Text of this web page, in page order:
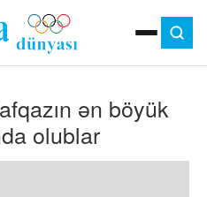
ən böyük
olublar